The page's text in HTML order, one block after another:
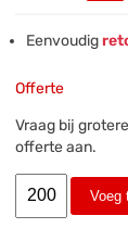
Eenvoudig
Offerte
Vraag bij
offerte aan.
Voeg